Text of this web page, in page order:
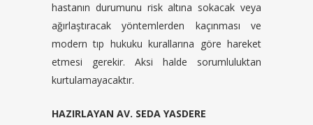
hastanın durumunu risk altına sokacak veya
ağırlaştıracak yöntemlerden kaçınması ve
modern tıp hukuku kurallarına göre hareket
etmesi gerekir. Aksi halde sorumluluktan
kurtulamayacaktır.
HAZIRLAYAN AV. SEDA YASDERE